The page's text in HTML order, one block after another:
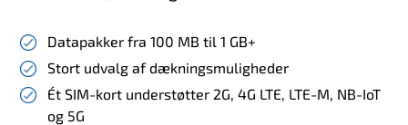
Datapakker fra 100 MB til 1 GB+
Stort udvalg af dækningsmuligheder
Ét SIM-kort understøtter 2G, 4G LTE, LTE-M, NB-IoT
og 5G